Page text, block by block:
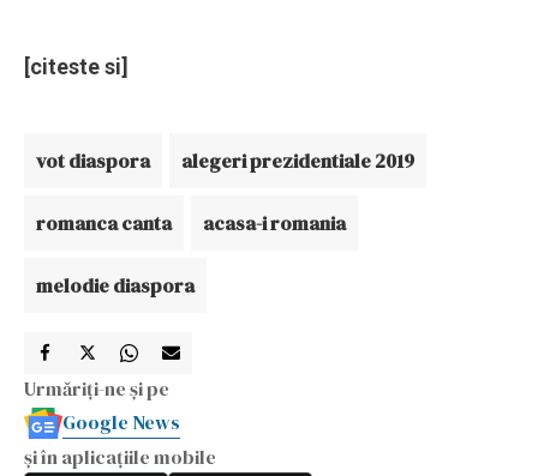
[citeste si]
vot diaspora alegeri prezidentiale 2019
romanca canta acasa-i romania
melodie diaspora
Urmăriți-ne și pe
Google News
și în aplicațiile mobile